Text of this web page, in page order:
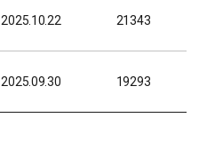
2025.10.22 21343
2025.09.30 19293